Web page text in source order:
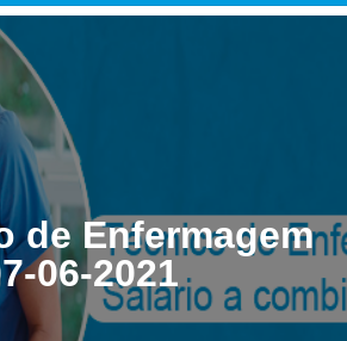
de Enfermagem
06-2021